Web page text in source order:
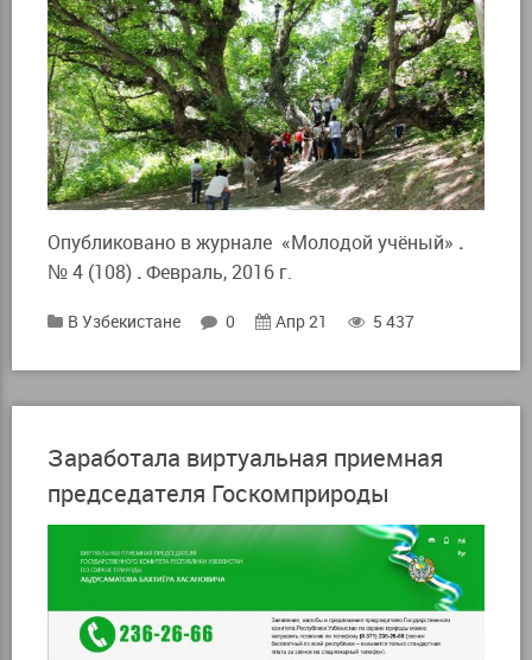
Опубликовано в журнале «Молодой учёный» .
№ 4 (108) .Февраль, 2016 г.
В Узбекистане 0 Апр 21 5 437
Заработала виртуальная приемная
председателя Госкомприроды